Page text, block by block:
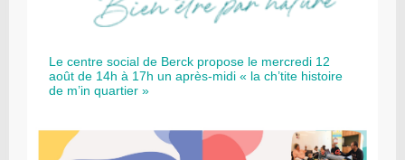
Le centre social de Berck propose le mercredi 12
août de 14h à 17h un après-midi « la ch’tite histoire
de m’in quartier »